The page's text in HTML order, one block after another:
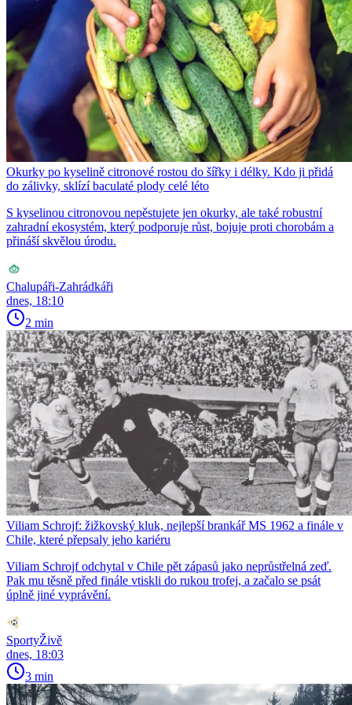
Okurky po kyselině citronové rostou do šířky i délky. Kdo ji přidá
do zálivky, sklízí baculaté plody celé léto
S kyselinou citronovou nepěstujete jen okurky, ale také robustní
zahradní ekosystém, který podporuje růst, bojuje proti chorobám a
přináší skvělou úrodu.
Chalupáři-Zahrádkáři
dnes, 18:10
2 min
Viliam Schrojf: žižkovský kluk, nejlepší brankář MS 1962 a finále v
Chile, které přepsaly jeho kariéru
Viliam Schrojf odchytal v Chile pět zápasů jako neprůstřelná zeď.
Pak mu těsně před finále vtiskli do rukou trofej, a začalo se psát
úplně jiné vyprávění.
SportyŽivě
dnes, 18:03
3 min